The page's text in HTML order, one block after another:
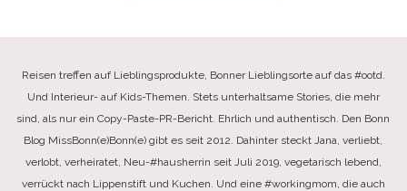
Reisen treffen auf Lieblingsprodukte, Bonner Lieblingsorte auf das #ootd.
Und Interieur- auf Kids-Themen. Stets unterhaltsame Stories, die mehr
sind, als nur ein Copy-Paste-PR-Bericht. Ehrlich und authentisch. Den Bonn
Blog MissBonn(e)Bonn(e) gibt es seit 2012. Dahinter steckt Jana, verliebt,
verlobt, verheiratet, Neu-#hausherrin seit Juli 2019, vegetarisch lebend,
verrückt nach Lippenstift und Kuchen. Und eine #workingmom, die auch